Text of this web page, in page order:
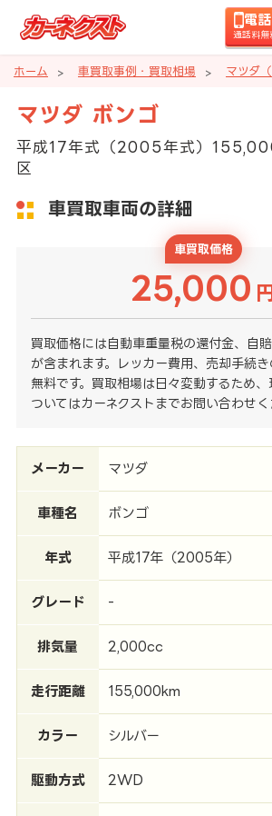
電
通話料
ホーム 車買取事例・買取相場 マツダ
マツダ ボンゴ
平成17年式（2005年式）
区
車買取車両の詳細
車買取価格
25,000 円
買取価格には自動車重量税の還付金、自
が含まれます。レッカー費用、売却手続
無料です。買取相場は日々変動するため
ついてはカーネクストまでお問い合わせく
メーカー マツダ
車種名 ボンゴ
年式 平成17年（2005年）
グレード -
排気量 2,000cc
走行距離 155,000km
カラー シルバー
駆動方式 2WD